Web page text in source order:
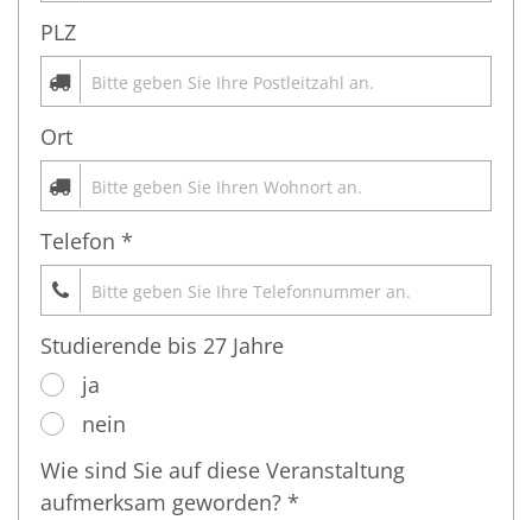
PLZ
Ort
Telefon *
Studierende bis 27 Jahre
ja
nein
Wie sind Sie auf diese Veranstaltung
aufmerksam geworden? *